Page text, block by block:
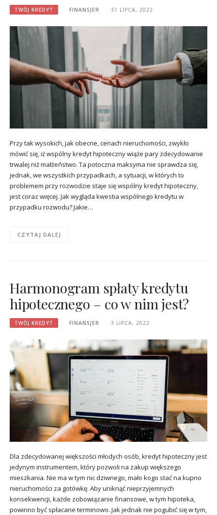
TWÓJ KREDYT FINANSJER 31 LIPCA, 2022
Przy tak wysokich, jak obecne, cenach nieruchomości, zwykło
mówić się, iż wspólny kredyt hipoteczny wiąże pary zdecydowanie
trwalej niż małżeństwo. Ta potoczna maksyma nie sprawdza się,
jednak, we wszystkich przypadkach, a sytuacji, w których to
problemem przy rozwodzie staje się wspólny kredyt hipoteczny,
jest coraz więcej. Jak wygląda kwestia wspólnego kredytu w
przypadku rozwodu? Jakie…
CZYTAJ DALEJ
Harmonogram spłaty kredytu
hipotecznego – co w nim jest?
TWÓJ KREDYT FINANSJER 3 LIPCA, 2022
Dla zdecydowanej większości młodych osób, kredyt hipoteczny jest
jedynym instrumentem, który pozwoli na zakup większego
mieszkania. Nie ma w tym nic dziwnego, mało kogo stać na kupno
nieruchomości za gotówkę. Aby uniknąć nieprzyjemnych
konsekwencji, każde zobowiązanie finansowe, w tym hipoteka,
powinno być spłacane terminowo. Jak jednak nie pogubić się w tym,